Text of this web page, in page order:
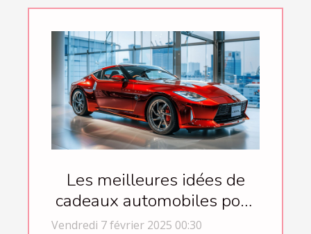
Les meilleures idées de
cadeaux automobiles pour
chaque occasion
Vendredi 7 février 2025 00:30